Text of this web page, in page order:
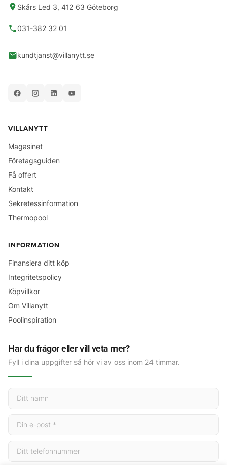
Skårs Led 3, 412 63 Göteborg
031-382 32 01
kundtjanst@villanytt.se
VILLANYTT
Magasinet
Företagsguiden
Få offert
Kontakt
Sekretessinformation
Thermopool
INFORMATION
Finansiera ditt köp
Integritetspolicy
Köpvillkor
Om Villanytt
Poolinspiration
Har du frågor eller vill veta mer?
Fyll i dina uppgifter så hör vi av oss inom 24 timmar.